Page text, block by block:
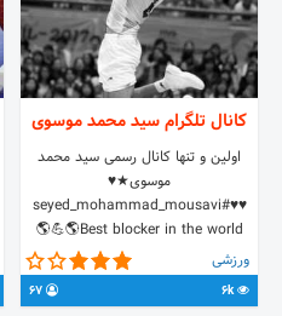
کانال تلگرام سید محمد موسوی
اولین و تنها کانال رسمی سید محمد
موسوی★♥
♥♥#seyed_mohammad_mousavi
💪🌎Best blocker in the world🌎
مارو به دوستانتون معرفی کنید✔ کپی با
ذکر منبع بلامانع است✔ ادمین:
@locked79 تبادل: @locked79
ورزشی
6k